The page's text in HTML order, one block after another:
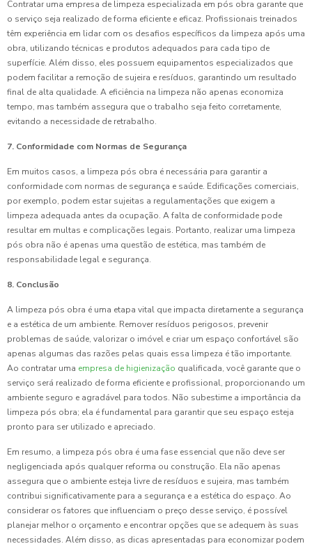
Contratar uma empresa de limpeza especializada em pós obra garante que
o serviço seja realizado de forma eficiente e eficaz. Profissionais treinados
têm experiência em lidar com os desafios específicos da limpeza após uma
obra, utilizando técnicas e produtos adequados para cada tipo de
superfície. Além disso, eles possuem equipamentos especializados que
podem facilitar a remoção de sujeira e resíduos, garantindo um resultado
final de alta qualidade. A eficiência na limpeza não apenas economiza
tempo, mas também assegura que o trabalho seja feito corretamente,
evitando a necessidade de retrabalho.
7. Conformidade com Normas de Segurança
Em muitos casos, a limpeza pós obra é necessária para garantir a
conformidade com normas de segurança e saúde. Edificações comerciais,
por exemplo, podem estar sujeitas a regulamentações que exigem a
limpeza adequada antes da ocupação. A falta de conformidade pode
resultar em multas e complicações legais. Portanto, realizar uma limpeza
pós obra não é apenas uma questão de estética, mas também de
responsabilidade legal e segurança.
8. Conclusão
A limpeza pós obra é uma etapa vital que impacta diretamente a segurança
e a estética de um ambiente. Remover resíduos perigosos, prevenir
problemas de saúde, valorizar o imóvel e criar um espaço confortável são
apenas algumas das razões pelas quais essa limpeza é tão importante.
Ao contratar uma empresa de higienização qualificada, você garante que o
serviço será realizado de forma eficiente e profissional, proporcionando um
ambiente seguro e agradável para todos. Não subestime a importância da
limpeza pós obra; ela é fundamental para garantir que seu espaço esteja
pronto para ser utilizado e apreciado.
Em resumo, a limpeza pós obra é uma fase essencial que não deve ser
negligenciada após qualquer reforma ou construção. Ela não apenas
assegura que o ambiente esteja livre de resíduos e sujeira, mas também
contribui significativamente para a segurança e a estética do espaço. Ao
considerar os fatores que influenciam o preço desse serviço, é possível
planejar melhor o orçamento e encontrar opções que se adequem às suas
necessidades. Além disso, as dicas apresentadas para economizar podem